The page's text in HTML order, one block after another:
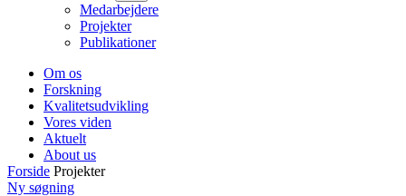
Medarbejdere
Projekter
Publikationer
Om os
Forskning
Kvalitetsudvikling
Vores viden
Aktuelt
About us
Forside Projekter
Ny søgning